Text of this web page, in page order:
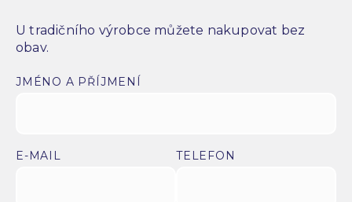
U tradičního výrobce můžete nakupovat bez
obav.
JMÉNO A PŘÍJMENÍ
E-MAIL TELEFON